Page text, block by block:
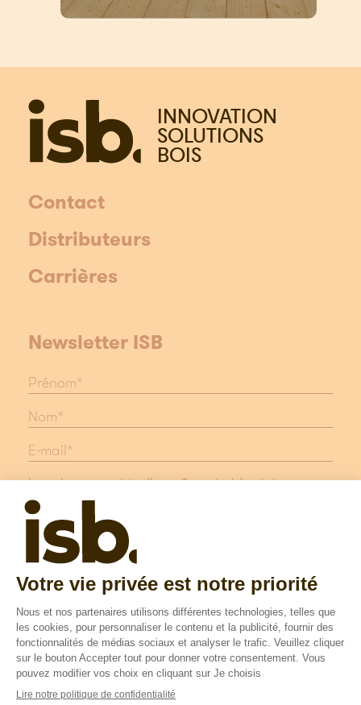
INNOVATION
SOLUTIONS
BOIS
Contact
Distributeurs
Carrières
Newsletter ISB
Les champs suivis d'une * sont obligatoires
Protection des données
Mentions légales
Suivez nous